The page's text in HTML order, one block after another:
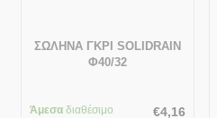
ΣΩΛΗΝΑ ΓΚΡΙ SOLIDRAIN
Φ40/32
Άμεσα διαθέσιμο €4,16